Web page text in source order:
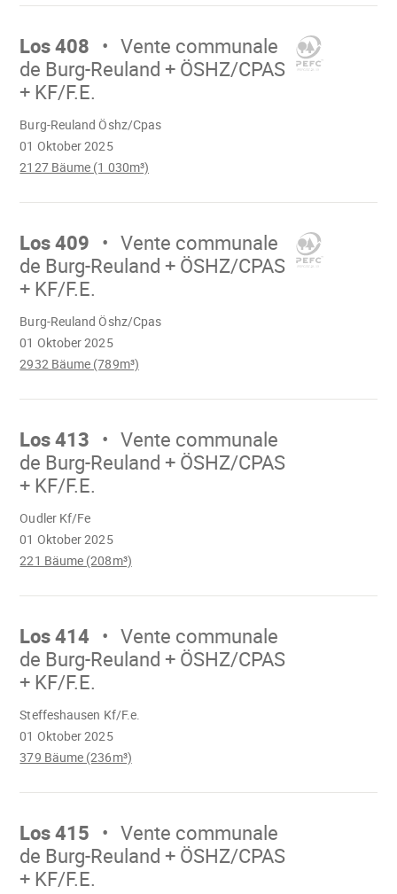
Mach
Los 408
Vente communale
de Burg-Reuland + ÖSHZ/CPAS
+ KF/F.E.
01 Oktober 2025
Burg-Reuland Öshz/Cpas
2127 Bäume (1 030m³)
geladen
Mach
Los 409
Vente communale
de Burg-Reuland + ÖSHZ/CPAS
+ KF/F.E.
01 Oktober 2025
Burg-Reuland Öshz/Cpas
2932 Bäume (789m³)
geladen
Mach
Los 413
Vente communale
de Burg-Reuland + ÖSHZ/CPAS
+ KF/F.E.
01 Oktober 2025
Oudler Kf/Fe
221 Bäume (208m³)
Mach
Los 414
Vente communale
de Burg-Reuland + ÖSHZ/CPAS
+ KF/F.E.
01 Oktober 2025
Steffeshausen Kf/F.e.
379 Bäume (236m³)
Mach
Los 415
Vente communale
de Burg-Reuland + ÖSHZ/CPAS
+ KF/F.E.